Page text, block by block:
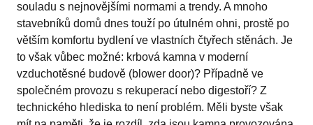
souladu s nejnovějšími normami a trendy. A mnoho
stavebníků domů dnes touží po útulném ohni, prostě po
větším komfortu bydlení ve vlastních čtyřech stěnách. Je
to však vůbec možné: krbová kamna v moderní
vzduchotěsné budově (blower door)? Případně ve
společném provozu s rekuperací nebo digestoří? Z
technického hlediska to není problém. Měli byste však